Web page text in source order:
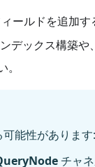
ールドを追加
デックス構築
能性があります:
チャ